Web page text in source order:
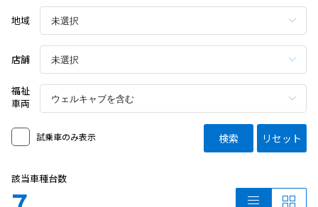
地域
店舗
福祉
車両
試乗車のみ表示 検索 リセット
該当車種台数